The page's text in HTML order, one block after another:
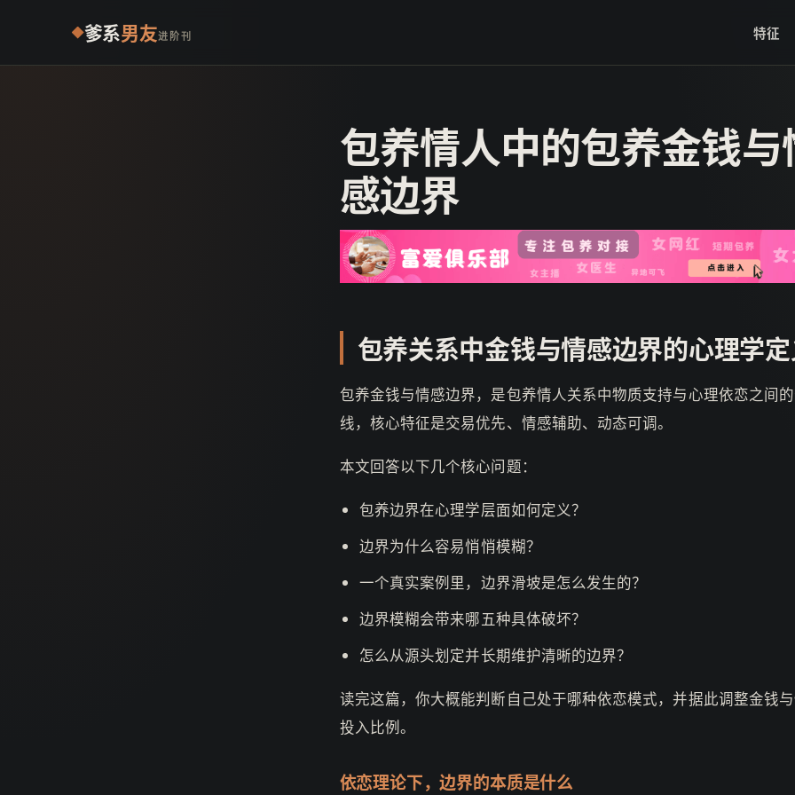
爹系男友进阶刊 特征
包养情人中的包养金钱与
感边界
包养关系中金钱与情感边界的心理学
包养金钱与情感边界，是包养情人关系中物质支持与心理依恋之间
线，核心特征是交易优先、情感辅助、动态可调。
本文回答以下几个核心问题：
包养边界在心理学层面如何定义？
边界为什么容易悄悄模糊？
一个真实案例里，边界滑坡是怎么发生的？
边界模糊会带来哪五种具体破坏？
怎么从源头划定并长期维护清晰的边界？
读完这篇，你大概能判断自己处于哪种依恋模式，并据此调整金钱
投入比例。
依恋理论下，边界的本质是什么